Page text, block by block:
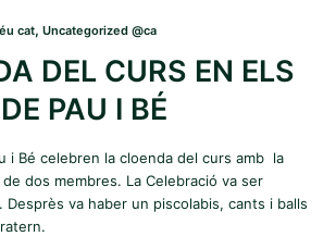
cat, Uncategorized @ca
DEL CURS EN ELS
PAU I BÉ
i Bé celebren la cloenda del curs amb la
dos membres. La Celebració va ser
Desprès va haber un piscolabis, cants i balls